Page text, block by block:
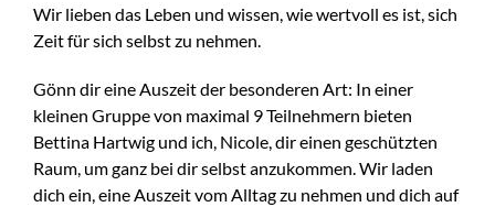
Wir lieben das Leben und wissen, wie wertvoll es ist, sich
Zeit für sich selbst zu nehmen.
Gönn dir eine Auszeit der besonderen Art: In einer
kleinen Gruppe von maximal 9 Teilnehmern bieten
Bettina Hartwig und ich, Nicole, dir einen geschützten
Raum, um ganz bei dir selbst anzukommen. Wir laden
dich ein, eine Auszeit vom Alltag zu nehmen und dich auf